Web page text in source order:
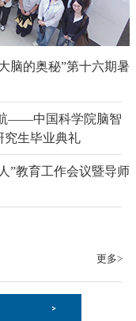
脑的奥秘”第十六期暑
——中国科学院脑智
究生毕业典礼
”教育工作会议暨导师
更多>
>